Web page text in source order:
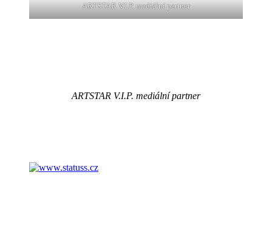
ARTSTAR V.I.P. mediální partner
ARTSTAR V.I.P. mediální partner